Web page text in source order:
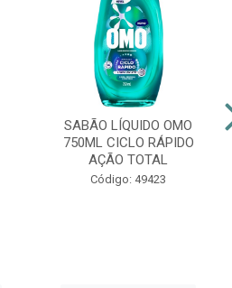
SABÃO LÍQUIDO OMO
750ML CICLO RÁPIDO
AÇÃO TOTAL
Código: 49423